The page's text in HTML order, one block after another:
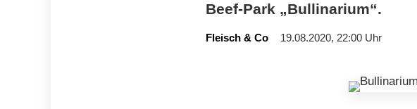
Beef-Park „Bullinarium“.
Fleisch & Co 19.08.2020, 22:00 Uhr